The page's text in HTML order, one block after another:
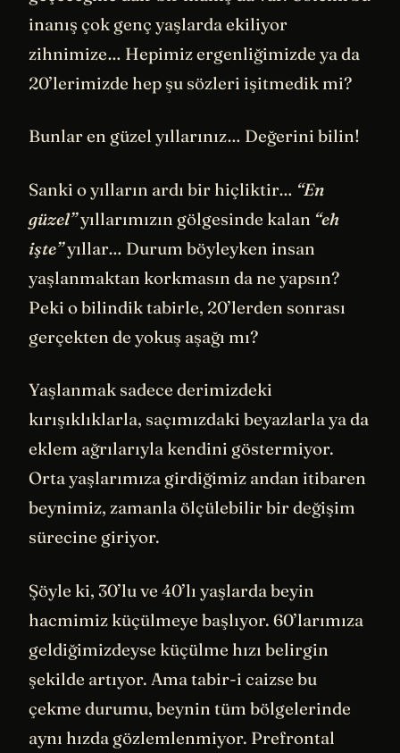
inanış çok genç yaşlarda ekiliyor
zihnimize… Hepimiz ergenliğimizde ya da
20’lerimizde hep şu sözleri işitmedik mi?
Bunlar en güzel yıllarınız… Değerini bilin!
Sanki o yılların ardı bir hiçliktir… “En
güzel”yıllarımızın gölgesinde kalan “eh
işte”yıllar… Durum böyleyken insan
yaşlanmaktan korkmasın da ne yapsın?
Peki o bilindik tabirle, 20’lerden sonrası
gerçekten de yokuş aşağı mı?
Yaşlanmak sadece derimizdeki
kırışıklıklarla, saçımızdaki beyazlarla ya da
eklem ağrılarıyla kendini göstermiyor.
Orta yaşlarımıza girdiğimiz andan itibaren
beynimiz, zamanla ölçülebilir bir değişim
sürecine giriyor.
Şöyle ki, 30’lu ve 40’lı yaşlarda beyin
hacmimiz küçülmeye başlıyor. 60’larımıza
geldiğimizdeyse küçülme hızı belirgin
şekilde artıyor. Ama tabir-i caizse bu
çekme durumu, beynin tüm bölgelerinde
aynı hızda gözlemlenmiyor. Prefrontal